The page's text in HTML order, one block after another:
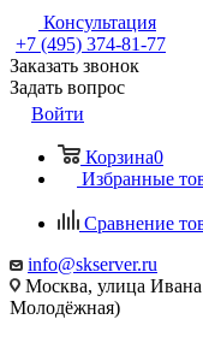
Консультация
+7 (495) 374-81-77
Заказать звонок
Задать вопрос
Войти
Корзина0
Избранные
Сравнение
info@skserver.ru
Москва, улица
Молодёжная)